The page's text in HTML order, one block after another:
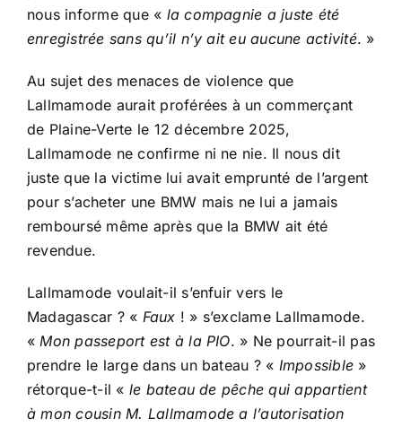
nous informe que « la compagnie a juste été
enregistrée sans qu’il n’y ait eu aucune activité. »
Au sujet des menaces de violence que
Lallmamode aurait proférées à un commerçant
de Plaine-Verte le 12 décembre 2025,
Lallmamode ne confirme ni ne nie. Il nous dit
juste que la victime lui avait emprunté de l’argent
pour s’acheter une BMW mais ne lui a jamais
remboursé même après que la BMW ait été
revendue.
Lallmamode voulait-il s’enfuir vers le
Madagascar ? « Faux ! » s’exclame Lallmamode.
« Mon passeport est à la PIO. » Ne pourrait-il pas
prendre le large dans un bateau ? « Impossible »
rétorque-t-il « le bateau de pêche qui appartient
à mon cousin M. Lallmamode a l’autorisation